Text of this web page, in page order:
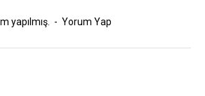
yapılmış. - Yorum Yap